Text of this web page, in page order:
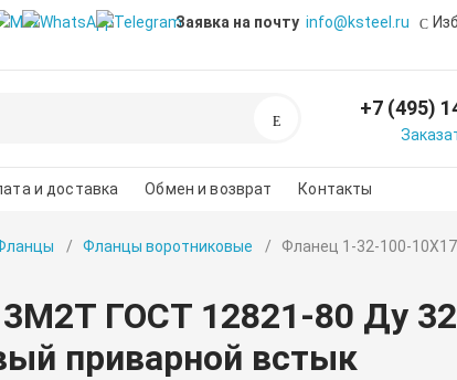
Заявка на почту info@ksteel.ru
Поиск +7 (495)
и доставка Обмен и возврат Контакты
Фланцы воротниковые
Фланец 1-32-100-
ГОСТ 12821-80 Ду
приварной встык